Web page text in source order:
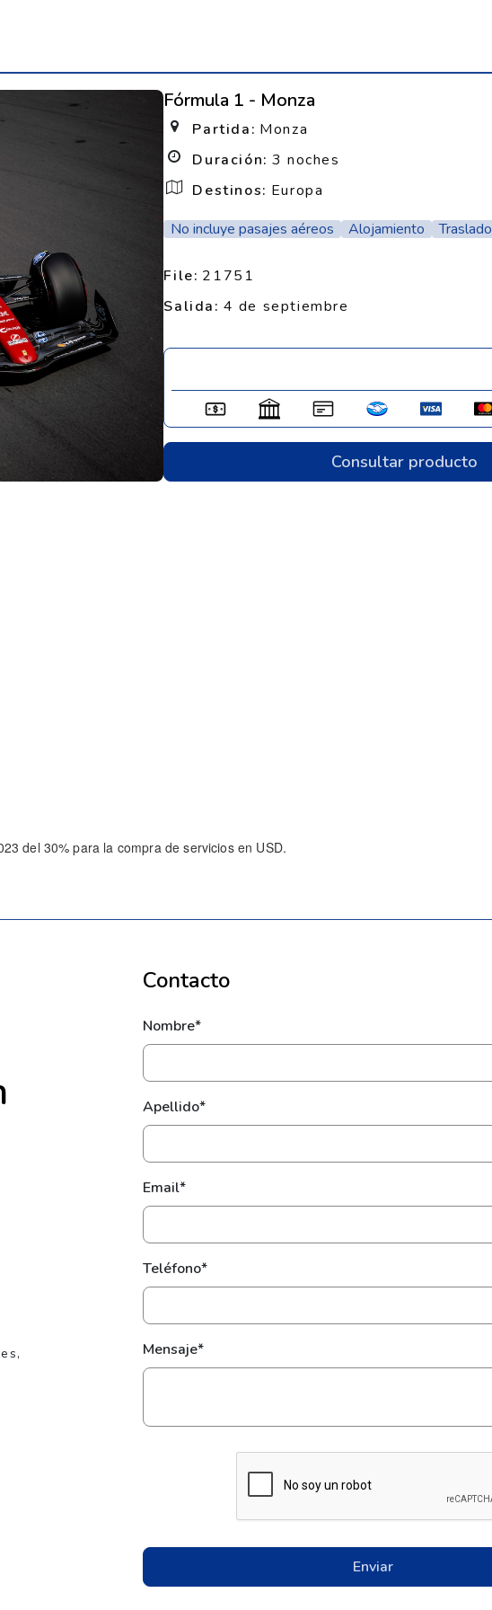
Fórmula 1 - Monza
Partida: Monza
Duración: 3 noches
Destinos: Europa
No incluye pasajes aéreos
Alojamiento Traslado
File: 21751
Salida: 4 de septiembre
Consultar producto
del 30% para la compra de servicios en USD.
Contacto
Nombre*
Apellido*
Email*
Teléfono*
Mensaje*
Enviar